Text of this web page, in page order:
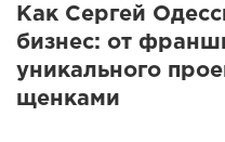
Как Сергей
бизнес: от
уникального
щенками